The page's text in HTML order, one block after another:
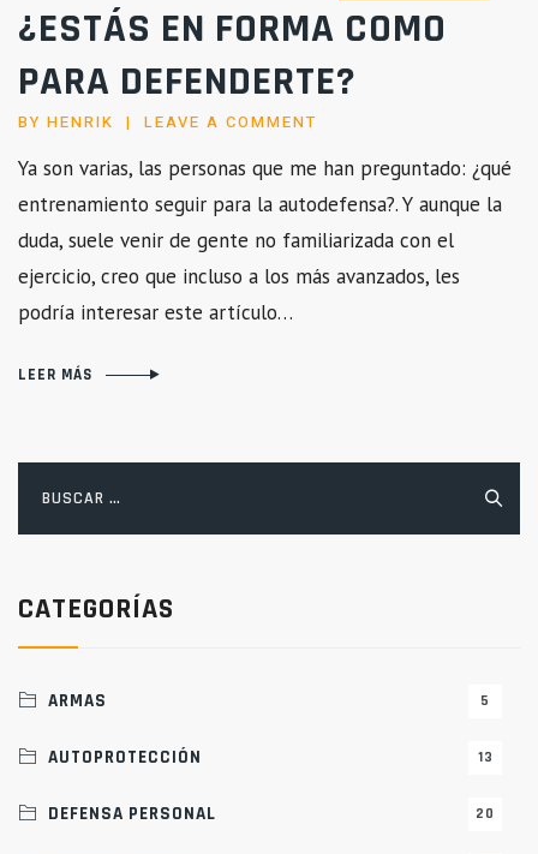
¿ESTÁS EN FORMA COMO
PARA DEFENDERTE?
BY HENRIK LEAVE A COMMENT
Ya son varias, las personas que me han preguntado: ¿qué
entrenamiento seguir para la autodefensa?. Y aunque la
duda, suele venir de gente no familiarizada con el
ejercicio, creo que incluso a los más avanzados, les
podría interesar este artículo…
LEER MÁS
CATEGORÍAS
ARMAS 5
AUTOPROTECCIÓN 13
DEFENSA PERSONAL 20